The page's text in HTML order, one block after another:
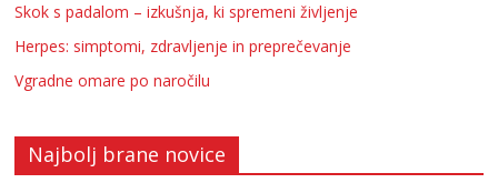
Skok s padalom – izkušnja, ki spremeni življenje
Herpes: simptomi, zdravljenje in preprečevanje
Vgradne omare po naročilu
Najbolj brane novice